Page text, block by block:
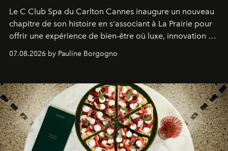
Le C Club Spa du Carlton Cannes inaugure un nouveau
chapitre de son histoire en s'associant à La Prairie pour
offrir une expérience de bien-être où luxe, innovation et
07.08.2026 by Pauline Borgogno